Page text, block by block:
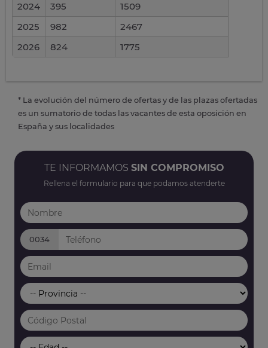
2024
395
1509
2025
982
2467
2026
824 1775
* La evolución del número de ofertas y de las plazas ofertadas
es un sumatorio de todas las vacantes de esta oposición en
España y sus localidades
TE INFORMAMOS SIN COMPROMISO
Rellena el formulario para que podamos atenderte
0034